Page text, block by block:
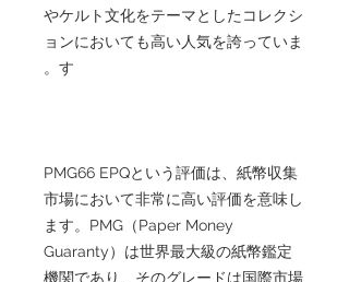
やケルト文化をテーマとしたコレクシ
ョンにおいても高い人気を誇っていま
す。
PMG66 EPQという評価は、紙幣収集
市場において非常に高い評価を意味し
ます。PMG（Paper Money
Guaranty）は世界最大級の紙幣鑑定
機関であり、そのグレードは国際市場